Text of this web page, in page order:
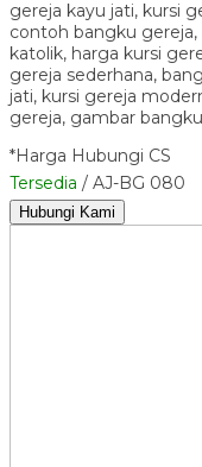
gereja kayu jati, kursi
contoh bangku
katolik, harga kursi
gereja sederhana,
jati, kursi gereja
gereja, gambar
*Harga Hubungi CS
Tersedia / AJ-BG 080
Hubungi Kami